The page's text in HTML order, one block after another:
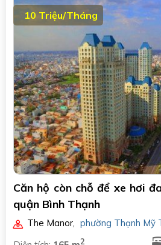
10 Triệu/Tháng
Căn hộ còn chỗ để xe hơi
quận Bình Thạnh
The Manor
phường Thạnh Mỹ
2